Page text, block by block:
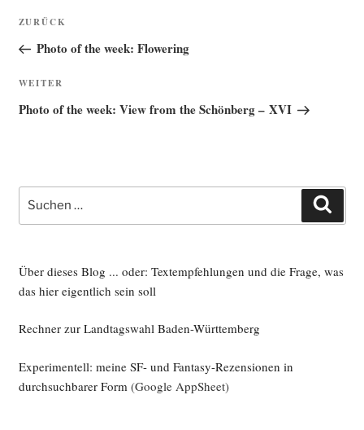
Beitragsnavigation
Vorheriger
Beitrag
ZURÜCK
Photo of the week: Flowering
Nächster
Beitrag
WEITER
Photo of the week: View from the Schönberg – XVI
Suche
nach:
Über dieses Blog ... oder: Textempfehlungen und die Frage, was
das hier eigentlich sein soll
Rechner zur Landtagswahl Baden-Württemberg
Experimentell: meine SF- und Fantasy-Rezensionen in
durchsuchbarer Form (Google AppSheet)